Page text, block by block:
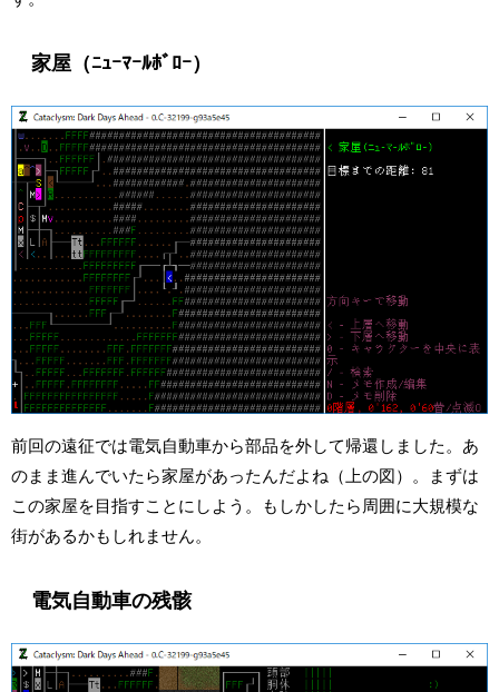
家屋（ﾆｭｰﾏｰﾙﾎﾞﾛｰ）
前回の遠征では電気自動車から部品を外して帰還しました。あ
のまま進んでいたら家屋があったんだよね（上の図）。まずは
この家屋を目指すことにしよう。もしかしたら周囲に大規模な
街があるかもしれません。
電気自動車の残骸